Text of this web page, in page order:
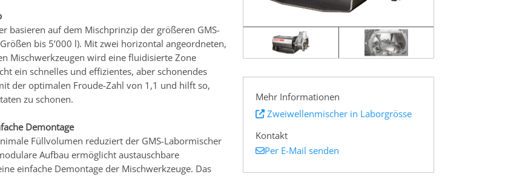
Mehr Informationen
Zweiwellenmischer in Laborgrösse
Kontakt
Per E-Mail senden
basieren auf dem Mischprinzip der größeren GMS-
bis 5’000 l). Mit zwei horizontal angeordneten,
Mischwerkzeugen wird eine fluidisierte Zone
ein schnelles und effizientes, aber schonendes
der optimalen Froude-Zahl von 1,1 und hilft so,
zu schonen.
Demontage
Füllvolumen reduziert der GMS-Labormischer
Aufbau ermöglicht austauschbare
einfache Demontage der Mischwerkzeuge. Das